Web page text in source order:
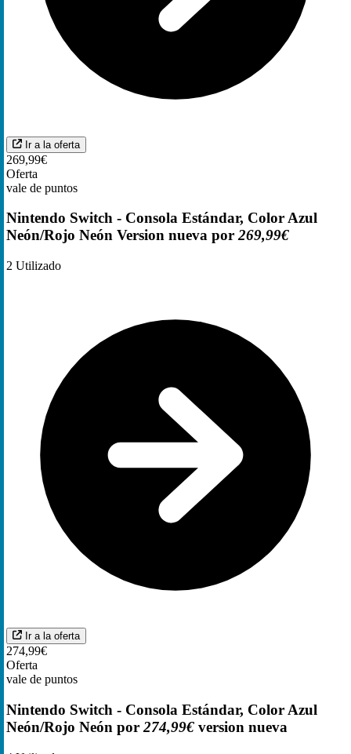
Ir a la oferta
269,99€
Oferta
vale de puntos
Nintendo Switch - Consola Estándar, Color Azul
Neón/Rojo Neón Version nueva por269,99€
2 Utilizado
Ir a la oferta
274,99€
Oferta
vale de puntos
Nintendo Switch - Consola Estándar, Color Azul
Neón/Rojo Neón por 274,99€ version nueva